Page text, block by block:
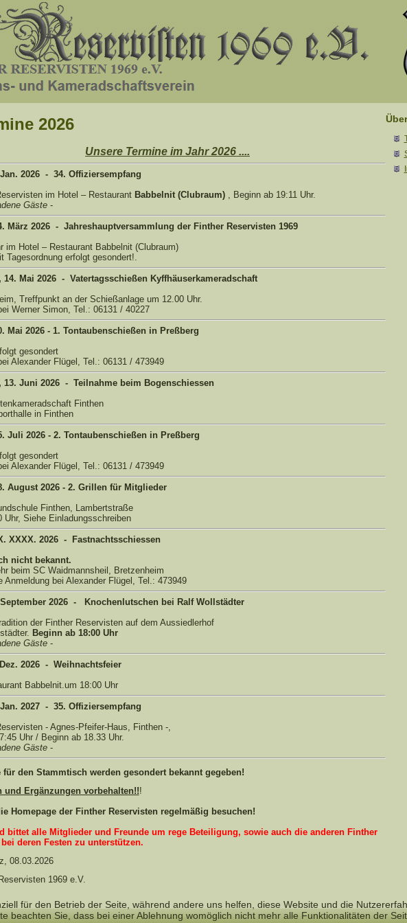
2026
Unsere Termine im Jahr 2026 ....
2026 - 34. Offiziersempfang
im Hotel – Restaurant Babbelnit (Clubraum), Beginn ab 19:11 Uhr.
Gäste -
März 2026 - Jahreshauptversammlung der Finther Reservisten 1969
im Hotel – Restaurant Babbelnit (Clubraum)
Tagesordnung erfolgt gesondert!.
14. Mai 2026 - Vatertagsschießen Kyffhäuserkameradschaft
Treffpunkt an der Schießanlage um 12.00 Uhr.
Werner Simon, Tel.: 06131 / 40227
Mai 2026 - 1. Tontaubenschießen in Preßberg
gesondert
Alexander Flügel, Tel.: 06131 / 473949
13. Juni 2026 - Teilnahme beim Bogenschiessen
Finthen
in Finthen
Juli 2026 - 2. Tontaubenschießen in Preßberg
gesondert
Alexander Flügel, Tel.: 06131 / 473949
August 2026 - 2. Grillen für Mitglieder
Finthen, Lambertstraße
Uhr, Siehe Einladungsschreiben
XXXX. 2026 - Fastnachtsschiessen
nicht bekannt.
beim SC Waidmannsheil, Bretzenheim
Anmeldung bei Alexander Flügel, Tel.: 473949
September 2026 - Knochenlutschen bei Ralf Wollstädter
der Finther Reservisten auf dem Aussiedlerhof
Beginn ab 18:00 Uhr
Gäste -
2026 - Weihnachtsfeier
Babbelnit.um 18:00 Uhr
2027 - 35. Offiziersempfang
- Agnes-Pfeifer-Haus, Finthen -,
Uhr / Beginn ab 18.33 Uhr.
Gäste -
für den Stammtisch werden gesondert bekannt gegeben!
und Ergänzungen vorbehalten!!!
Homepage der Finther Reservisten regelmäßig besuchen!
bittet alle Mitglieder und Freunde um rege Beteiligung, sowie auch die anderen Finther
deren Festen zu unterstützen.
08.03.2026
1969 e.V.
für den Betrieb der Seite, während andere uns helfen, diese Website und die
beachten Sie, dass bei einer Ablehnung womöglich nicht mehr alle Funktionalitäten der